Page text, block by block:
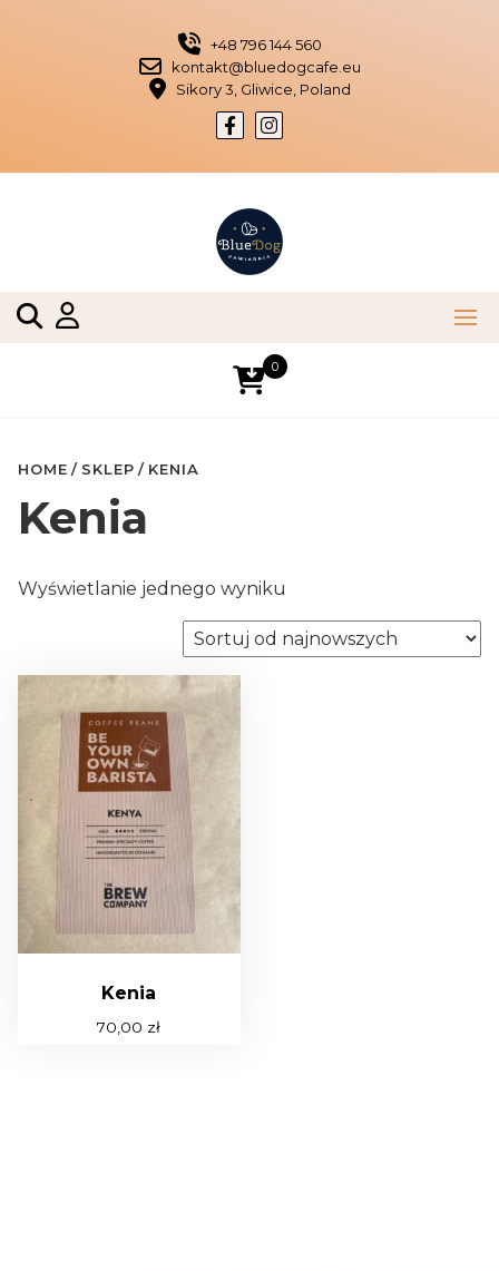
+48 796 144 560
kontakt@bluedogcafe.eu
Sikory 3, Gliwice, Poland
0
HOME SKLEP KENIA
Kenia
Wyświetlanie jednego wyniku
Kenia
70,00 zł